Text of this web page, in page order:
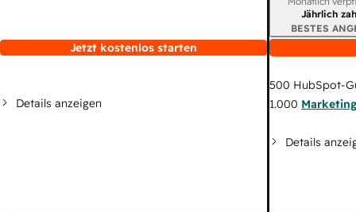
Jetzt kostenlos starten
Details anzeigen
Jährlich
BESTES
500 HubSpot-
1.000
Details